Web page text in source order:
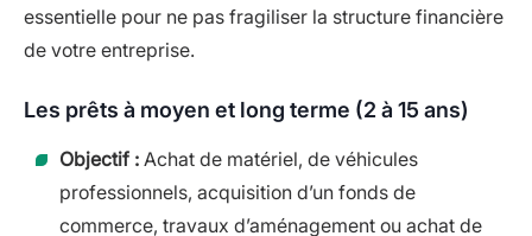
essentielle pour ne pas fragiliser la structure financière
de votre entreprise.
Les prêts à moyen et long terme (2 à 15 ans)
Objectif : Achat de matériel, de véhicules
professionnels, acquisition d’un fonds de
commerce, travaux d’aménagement ou achat de